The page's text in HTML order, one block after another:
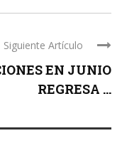
Siguiente Artículo
EN JUNIO
REGRESA ...